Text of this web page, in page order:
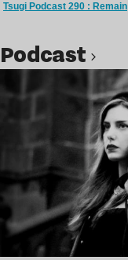
Tsugi Podcast 290 : Remain
podcast